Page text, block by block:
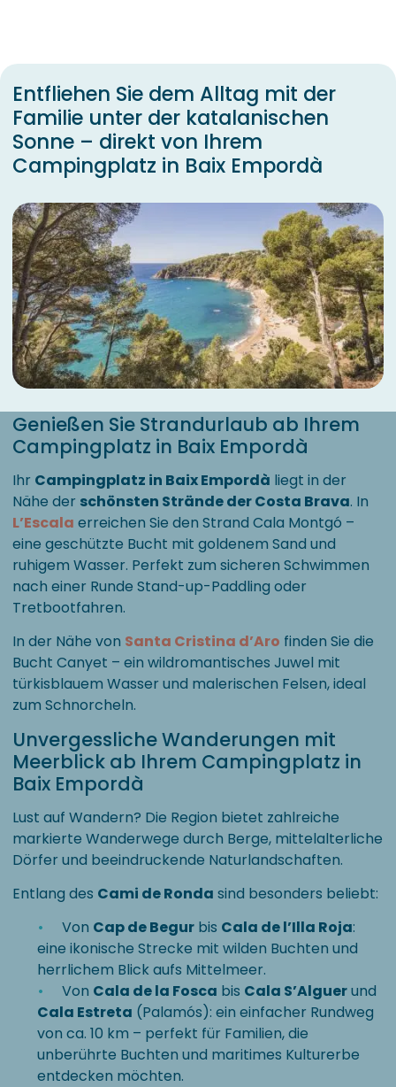
Entfliehen Sie dem Alltag mit der
Familie unter der katalanischen
Sonne – direkt von Ihrem
Campingplatz in Baix Empordà
Genießen Sie Strandurlaub ab Ihrem
Campingplatz in Baix Empordà
Ihr Campingplatz in Baix Empordà liegt in der
Nähe der schönsten Strände der Costa Brava. In
L’Escala erreichen Sie den Strand Cala Montgó –
eine geschützte Bucht mit goldenem Sand und
ruhigem Wasser. Perfekt zum sicheren Schwimmen
nach einer Runde Stand-up-Paddling oder
Tretbootfahren.
In der Nähe von Santa Cristina d’Aro finden Sie die
Bucht Canyet – ein wildromantisches Juwel mit
türkisblauem Wasser und malerischen Felsen, ideal
zum Schnorcheln.
Unvergessliche Wanderungen mit
Meerblick ab Ihrem Campingplatz in
Baix Empordà
Lust auf Wandern? Die Region bietet zahlreiche
markierte Wanderwege durch Berge, mittelalterliche
Dörfer und beeindruckende Naturlandschaften.
Entlang des Cami de Ronda sind besonders beliebt:
Von Cap de Begur bis Cala de l’Illa Roja:
eine ikonische Strecke mit wilden Buchten und
herrlichem Blick aufs Mittelmeer.
Von Cala de la Fosca bis Cala S’Alguerund
Cala Estreta (Palamós): ein einfacher Rundweg
von ca. 10 km – perfekt für Familien, die
unberührte Buchten und maritimes Kulturerbe
entdecken möchten.